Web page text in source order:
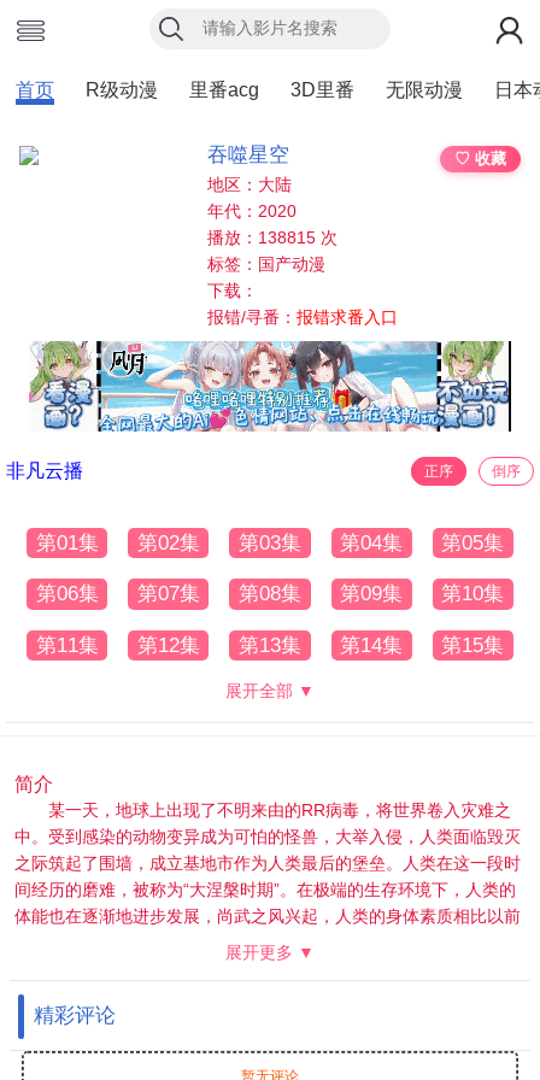
首页 R级动漫 里番acg 3D里番 无限动漫 日本
吞噬星空
♡ 收藏
地区：大陆
年代：2020
播放：138815 次
标签：国产动漫
下载：
报错/寻番：报错求番入口
非凡云播 正序 倒序
第01集 第02集 第03集 第04集 第05集
第06集 第07集 第08集 第09集 第10集
第11集 第12集 第13集 第14集 第15集
展开全部 ▼
简介
某一天，地球上出现了不明来由的RR病毒，将世界卷入灾难之
中。受到感染的动物变异成为可怕的怪兽，大举入侵，人类面临毁灭
之际筑起了围墙，成立基地市作为人类最后的堡垒。人类在这一段时
间经历的磨难，被称为“大涅槃时期”。在极端的生存环境下，人类的
体能也在逐渐地进步发展，尚武之风兴起，人类的身体素质相比以前
有了质的飞越。而这其中的佼佼者，被称为“武者”。 18岁的罗峰也梦
抉择，却不料怪兽的一次袭击影响了他的人生轨迹。在强大怪兽的威
胁之下，市内居民面临危险，军方却束手无策。唯有一名武者挺身而
出，保卫了基地市的安全。罗峰被武者的强大所感染，暗自立下成为
武者以保护所爱之人的决心。这是一切的开始，罗峰武者之路的起
展开更多 ▼
精彩评论